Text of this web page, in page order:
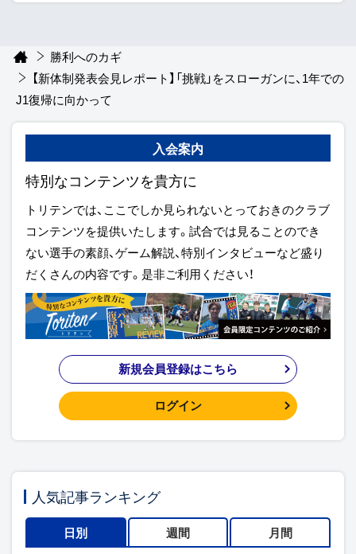
勝利へのカギ
【新体制発表会見レポート】「挑戦」をスローガンに、1年での
J1復帰に向かって
入会案内
特別なコンテンツを貴方に
トリテンでは、ここでしか見られないとっておきのクラブ
コンテンツを提供いたします。試合では見ることのでき
ない選手の素顔、ゲーム解説、特別インタビューなど盛り
だくさんの内容です。是非ご利用ください！
新規会員登録はこちら
ログイン
人気記事ランキング
日別 週間 月間